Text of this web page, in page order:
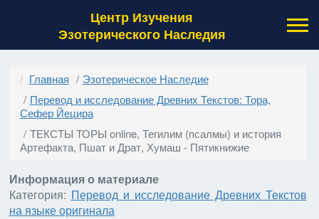
Центр Изучения
Эзотерического Наследия
Главная
Эзотерическое Наследие
Перевод и исследование Древних Текстов: Тора,
Сефер Йецира
ТЕКСТЫ ТОРЫ online, Тегилим (псалмы) и история
Артефакта, Пшат и Драт, Хумаш - Пятикнижие
Информация о материале
Категория: Перевод и исследование Древних Текстов
на языке оригинала